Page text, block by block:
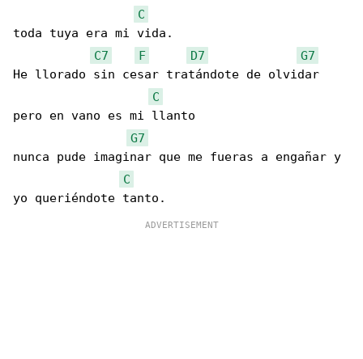
C
toda tuya era mi vida.
C7
F D7
G7
He llorado sin cesar tratándote de olvidar
C
pero en vano es mi llanto
G7
nunca pude imaginar que me fueras a engañar y
C